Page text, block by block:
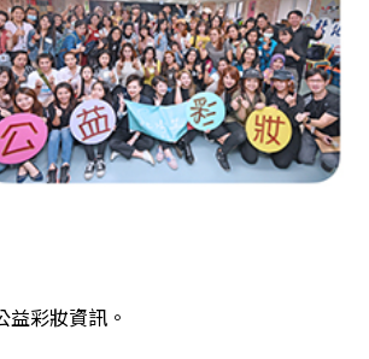
彩妝資訊。